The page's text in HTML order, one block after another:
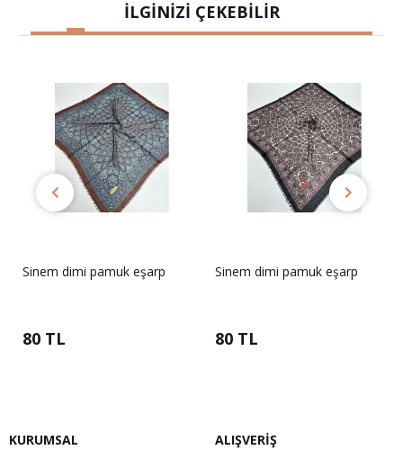
İLGİNİZİ ÇEKEBİLİR
Sinem dimi pamuk eşarp
80 TL
Sinem dimi pamuk eşarp
80 TL
KURUMSAL ALIŞVERİŞ